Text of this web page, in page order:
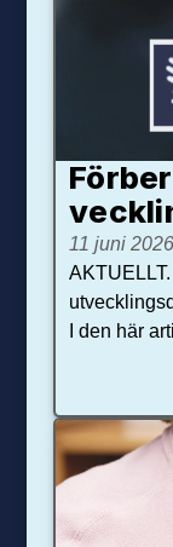
11 juni 2026
I den här